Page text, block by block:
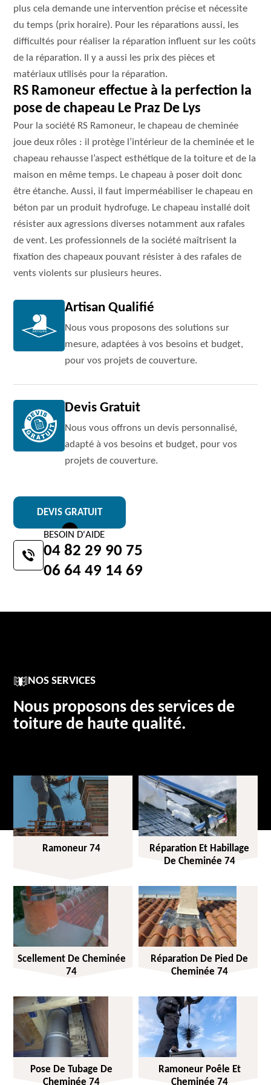
plus cela demande une intervention précise et nécessite
du temps (prix horaire). Pour les réparations aussi, les
difficultés pour réaliser la réparation influent sur les coûts
de la réparation. Il y a aussi les prix des pièces et
matériaux utilisés pour la réparation.
RS Ramoneur effectue à la perfection la
pose de chapeau Le Praz De Lys
Pour la société RS Ramoneur, le chapeau de cheminée
joue deux rôles : il protège l’intérieur de la cheminée et le
chapeau rehausse l’aspect esthétique de la toiture et de la
maison en même temps. Le chapeau à poser doit donc
être étanche. Aussi, il faut imperméabiliser le chapeau en
béton par un produit hydrofuge. Le chapeau installé doit
résister aux agressions diverses notamment aux rafales
de vent. Les professionnels de la société maîtrisent la
fixation des chapeaux pouvant résister à des rafales de
vents violents sur plusieurs heures.
Artisan Qualifié
Nous vous proposons des solutions sur
mesure, adaptées à vos besoins et budget,
pour vos projets de couverture.
Devis Gratuit
Nous vous offrons un devis personnalisé,
adapté à vos besoins et budget, pour vos
projets de couverture.
DEVIS GRATUIT
BESOIN D'AIDE
04 82 29 90 75
06 64 49 14 69
NOS SERVICES
Nous proposons des services de
toiture de haute qualité.
Ramoneur 74
Réparation Et Habillage
De Cheminée 74
Scellement De Cheminée
74
Réparation De Pied De
Cheminée 74
Pose De Tubage De
Cheminée 74
Ramoneur Poêle Et
Cheminée 74